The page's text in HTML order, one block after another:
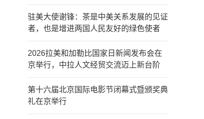
驻美大使谢锋：茶是中美关系发展的见证
者，也是增进两国人民友好的绿色使者
2026拉美和加勒比国家日新闻发布会在
京举行，中拉人文经贸交流迈上新台阶
第十六届北京国际电影节闭幕式暨颁奖典
礼在京举行